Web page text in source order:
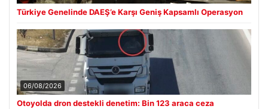
Türkiye Genelinde DAEŞ’e Karşı Geniş Kapsamlı Operasyon
06/08/2026
Otoyolda dron destekli denetim: Bin 123 araca ceza